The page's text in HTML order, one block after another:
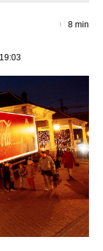
8 min